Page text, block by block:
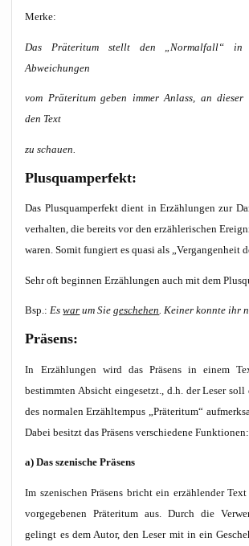
Mer­ke:
Das Prä­ter­itum stellt den „Nor­mal­fall“ in
Abweichungen
vom Prä­ter­itum geben immer Anlass, an
den Text
zu schauen.
Plus­quam­per­fekt:
Das Plus­quam­per­fekt dient in Erzäh­lun­gen zur
ver­hal­ten, die bereits vor den erzäh­le­ri­schen
waren. Somit fun­giert es qua­si als „Ver­gan­gen­heit
Sehr oft begin­nen Erzäh­lun­gen auch mit dem
Bsp.:Eswar um Siegesche­hen. Kei­ner konn­te ihr
Prä­sens:
In Erzäh­lun­gen wird das Prä­sens in einem
bestimm­ten Absicht ein­ge­setzt., d.h. der Leser soll
des nor­ma­len Erzähl­tempus „Prä­ter­itum“
Dabei besitzt das Prä­sens ver­schie­de­ne Funktionen:
a) Das sze­ni­sche Präsens
Im sze­ni­schen Prä­sens bricht ein erzäh­len­der
vor­ge­ge­be­nen Prä­ter­itum aus. Durch die
gelingt es dem Autor, den Leser mit in ein